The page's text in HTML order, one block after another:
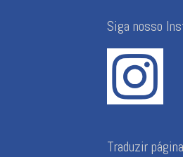
Siga nosso
Traduzir página